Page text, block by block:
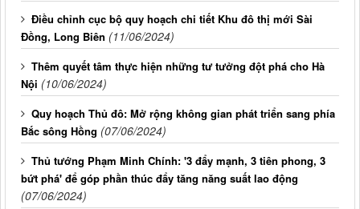
Điều chỉnh cục bộ quy hoạch chi tiết Khu đô thị mới Sài
Đồng, Long Biên (11/06/2024)
Thêm quyết tâm thực hiện những tư tưởng đột phá cho Hà
Nội (10/06/2024)
Quy hoạch Thủ đô: Mở rộng không gian phát triển sang phía
Bắc sông Hồng (07/06/2024)
Thủ tướng Phạm Minh Chính: '3 đẩy mạnh, 3 tiên phong, 3
bứt phá' để góp phần thúc đẩy tăng năng suất lao động
(07/06/2024)